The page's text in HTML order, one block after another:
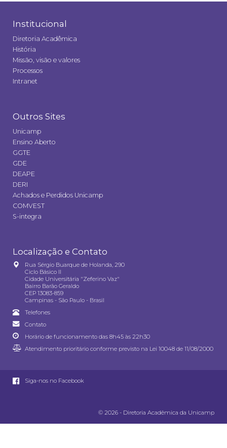
Institucional
Diretoria Acadêmica
História
Missão, visão e valores
Processos
Intranet
Outros Sites
Unicamp
Ensino Aberto
GGTE
GDE
DEAPE
DERI
Achados e Perdidos Unicamp
COMVEST
S-integra
Localização e Contato
Rua Sérgio Buarque de Holanda, 290
Ciclo Básico II
Cidade Universitária "Zeferino Vaz"
Bairro Barão Geraldo
CEP 13083-859
Campinas - São Paulo - Brasil
Telefones
Contato
Horário de funcionamento das 8h45 às 22h30
Atendimento prioritário conforme previsto na Lei 10048 de 11/08/2000
Siga-nos no Facebook
© 2026 - Diretoria Acadêmica da Unicamp